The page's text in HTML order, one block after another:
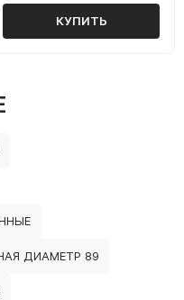
КУПИТЬ
ДИАМЕТР 89